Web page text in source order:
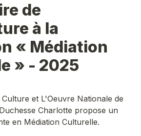
de
à la
« Médiation
» - 2025
et L'Oeuvre Nationale de
Charlotte propose un
en Médiation Culturelle.